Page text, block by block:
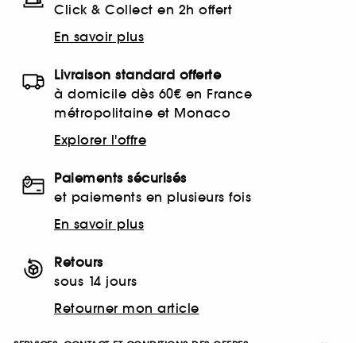
Click & Collect en 2h offert
En savoir plus
Livraison standard offerte
à domicile dès 60€ en France
métropolitaine et Monaco
Explorer l'offre
Paiements sécurisés
et paiements en plusieurs fois
En savoir plus
Retours
sous 14 jours
Retourner mon article